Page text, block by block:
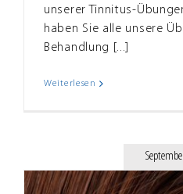
unserer Tinnitus-
haben Sie alle unsere
Behandlung [...]
Weiterlesen